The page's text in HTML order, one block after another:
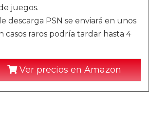
juegos.
descarga PSN se enviará en unos
casos raros podría tardar hasta 4
Ver precios en Amazon